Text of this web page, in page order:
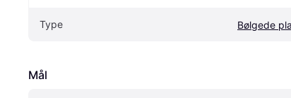
Type Bølgede
Mål